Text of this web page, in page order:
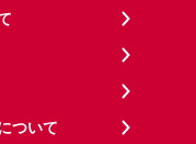
ついて